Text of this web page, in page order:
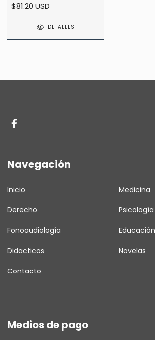
Arenas
$81.20 USD
DETALLES
Navegación
Inicio Medicina
Derecho Psicología
Fonoaudiología Educación
Didacticos Novelas
Contacto
Medios de pago